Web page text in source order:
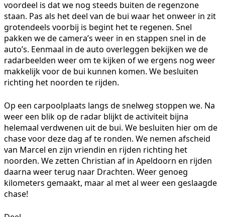
voordeel is dat we nog steeds buiten de regenzone
staan. Pas als het deel van de bui waar het onweer in zit
grotendeels voorbij is begint het te regenen. Snel
pakken we de camera’s weer in en stappen snel in de
auto’s. Eenmaal in de auto overleggen bekijken we de
radarbeelden weer om te kijken of we ergens nog weer
makkelijk voor de bui kunnen komen. We besluiten
richting het noorden te rijden.
Op een carpoolplaats langs de snelweg stoppen we. Na
weer een blik op de radar blijkt de activiteit bijna
helemaal verdwenen uit de bui. We besluiten hier om de
chase voor deze dag af te ronden. We nemen afscheid
van Marcel en zijn vriendin en rijden richting het
noorden. We zetten Christian af in Apeldoorn en rijden
daarna weer terug naar Drachten. Weer genoeg
kilometers gemaakt, maar al met al weer een geslaagde
chase!